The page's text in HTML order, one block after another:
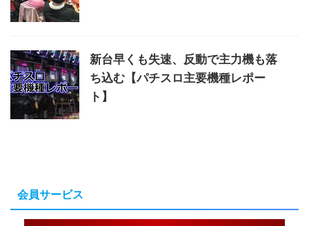
新台早くも失速、反動で主力機も落
ち込む【パチスロ主要機種レポー
ト】
会員サービス